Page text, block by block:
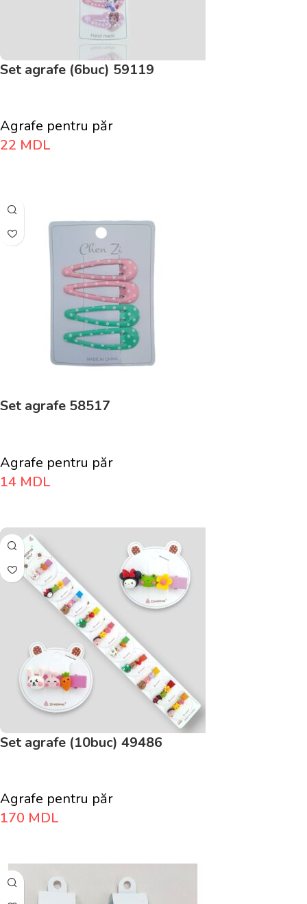
Set agrafe (6buc) 59119
Agrafe pentru păr
22 MDL
Set agrafe 58517
Agrafe pentru păr
14 MDL
Set agrafe (10buc) 49486
Agrafe pentru păr
170 MDL